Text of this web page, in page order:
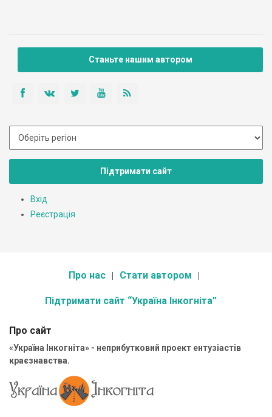
Станьте нашим автором
Підтримати сайт
Вхід
Реєстрація
Про нас Стати автором
Підтримати сайт “Україна Інкогніта”
Про сайт
«Україна Інкогніта» - неприбутковий проект ентузіастів
краєзнавства.